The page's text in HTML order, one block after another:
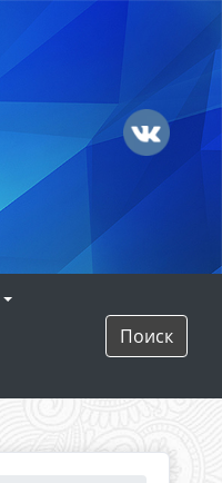
Поиск